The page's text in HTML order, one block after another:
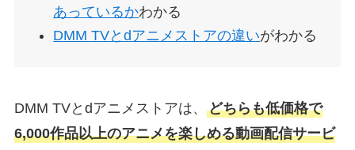
あっているかわかる
DMM TVとdアニメストアの違いがわかる
DMM TVとdアニメストアは、 どちらも低価格で
6,000作品以上のアニメを楽しめる動画配信サービ